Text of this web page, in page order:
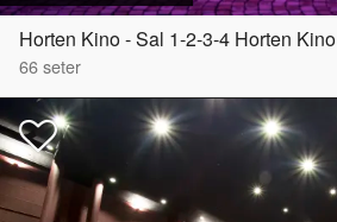
Horten Kino - Sal 1-2-3-4 Horten Kino
66seter